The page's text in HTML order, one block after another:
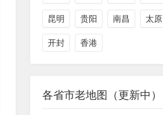
昆明 贵阳 南昌 太原
开封 香港
各省市老地图（更新中）